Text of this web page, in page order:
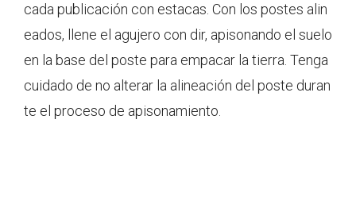
cada publicación con estacas. Con los postes alin
eados, llene el agujero con dir, apisonando el suelo
en la base del poste para empacar la tierra. Tenga
cuidado de no alterar la alineación del poste duran
te el proceso de apisonamiento.